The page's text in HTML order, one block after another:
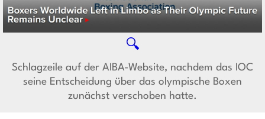
🔍
Schlagzeile auf der AIBA-Website, nachdem das IOC
seine Entscheidung über das olympische Boxen
zunächst verschoben hatte.